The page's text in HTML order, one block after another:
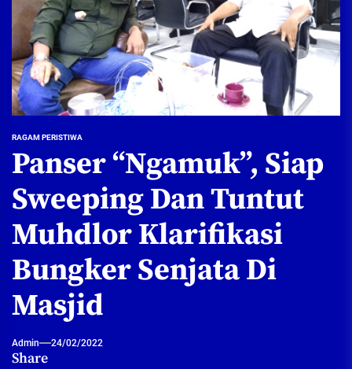
RAGAM PERISTIWA
Panser “Ngamuk”, Siap
Sweeping Dan Tuntut
Muhdlor Klarifikasi
Bungker Senjata Di
Masjid
Admin 24/02/2022
Share